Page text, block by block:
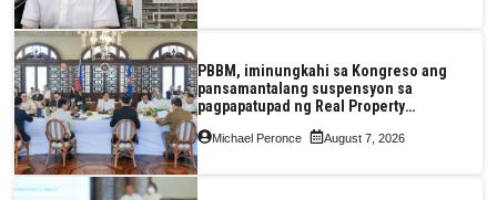
PBBM, iminungkahi sa Kongreso ang
pansamantalang suspensyon sa
pagpapatupad ng Real Property
Valuation and Assessment Reform Act
Michael Peronce August 7, 2026